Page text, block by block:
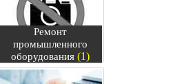
Ремонт
промышленного
оборудования (1)